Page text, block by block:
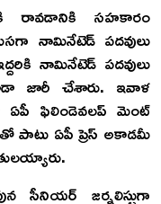
రావడానికి సహకారం
నామినేటెడ్ పదవులు
నామినేటెడ్ పదవులు
జారీ చేశారు. ఇవాళ
ఏపీ ఫిలిండెవలప్ మెంట్
పాటు ఏపీ ప్రెస్ అకాడమీ
సీనియర్ జర్నలిస్టుగా